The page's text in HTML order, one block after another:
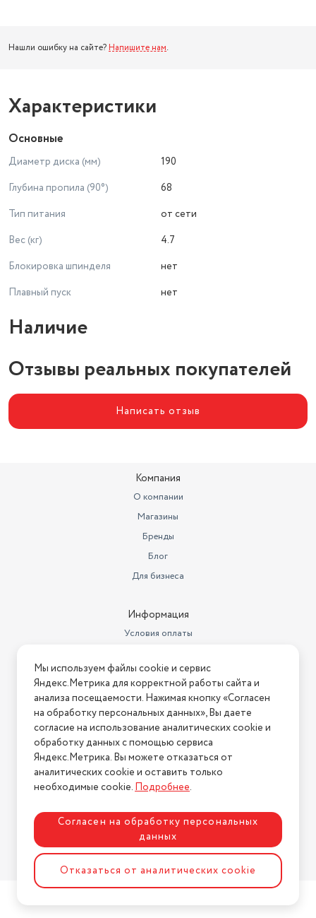
Нашли ошибку на сайте? Напишите нам.
Характеристики
Основные
Диаметр диска (мм)
190
Глубина пропила (90°)
68
Тип питания
от сети
Вес (кг)
4.7
Блокировка шпинделя
нет
Плавный пуск
нет
Наличие
Отзывы реальных покупателей
Написать отзыв
Компания
О компании
Магазины
Бренды
Блог
Для бизнеса
Информация
Условия оплаты
Условия возврата
Нашли ошибку на сайте? Напишите нам
2026 © Интернет-магазин "АстМаркет". У нас есть всё!
Политика конфиденциальности
Разработка сайтаASTDESIGN
Мы используем файлы cookie и сервис
Яндекс.Метрика для корректной работы сайта и
анализа посещаемости. Нажимая кнопку «Согласен
на обработку персональных данных», Вы даете
согласие на использование аналитических cookie и
обработку данных с помощью сервиса
Яндекс.Метрика. Вы можете отказаться от
аналитических cookie и оставить только
необходимые cookie.Подробнее.
Согласен на обработку персональных
данных
Отказаться от аналитических cookie